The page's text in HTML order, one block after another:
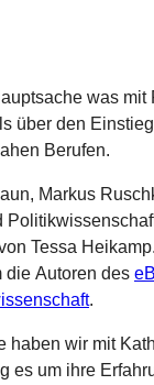
was mit
über den
Berufen.
Markus
Tessa
die Autoren des
.
haben wir mit
es um ihre